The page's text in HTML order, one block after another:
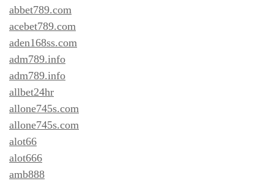
abbet789.com
acebet789.com
aden168ss.com
adm789.info
adm789.info
allbet24hr
allone745s.com
allone745s.com
alot66
alot666
amb888